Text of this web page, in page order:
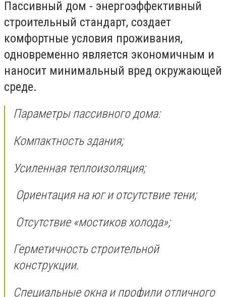
Пассивный дом - энергоэффективный
строительный стандарт, создает
комфортные условия проживания,
одновременно является экономичным и
наносит минимальный вред окружающей
среде.
Параметры пассивного дома:
Компактность здания;
Усиленная теплоизоляция;
Ориентация на юг и отсутствие тени;
Отсутствие «мостиков холода»;
Герметичность строительной
конструкции.
Специальные окна и профили отличного